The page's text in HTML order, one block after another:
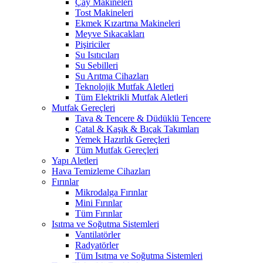
Çay Makineleri
Tost Makineleri
Ekmek Kızartma Makineleri
Meyve Sıkacakları
Pişiriciler
Su Isıtıcıları
Su Sebilleri
Su Arıtma Cihazları
Teknolojik Mutfak Aletleri
Tüm Elektrikli Mutfak Aletleri
Mutfak Gereçleri
Tava & Tencere & Düdüklü Tencere
Çatal & Kaşık & Bıçak Takımları
Yemek Hazırlık Gereçleri
Tüm Mutfak Gereçleri
Yapı Aletleri
Hava Temizleme Cihazları
Fırınlar
Mikrodalga Fırınlar
Mini Fırınlar
Tüm Fırınlar
Isıtma ve Soğutma Sistemleri
Vantilatörler
Radyatörler
Tüm Isıtma ve Soğutma Sistemleri